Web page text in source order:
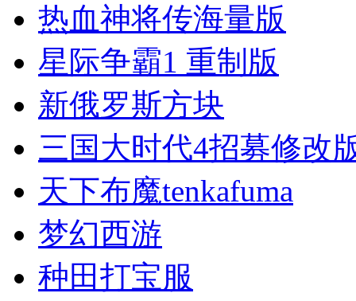
热血神将传海量版
星际争霸1 重制版
新俄罗斯方块
三国大时代4招募修改
天下布魔tenkafuma
梦幻西游
种田打宝服